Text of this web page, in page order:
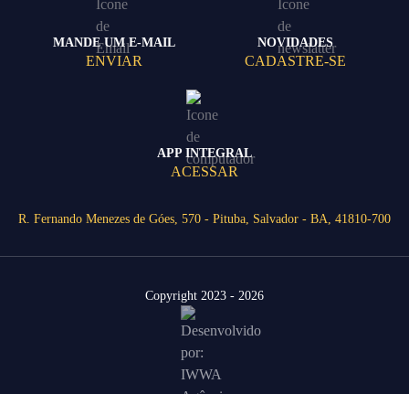
MANDE UM E-MAIL
ENVIAR
NOVIDADES
CADASTRE-SE
APP INTEGRAL
ACESSAR
R. Fernando Menezes de Góes, 570 - Pituba, Salvador - BA, 41810-700
Copyright 2023 - 2026